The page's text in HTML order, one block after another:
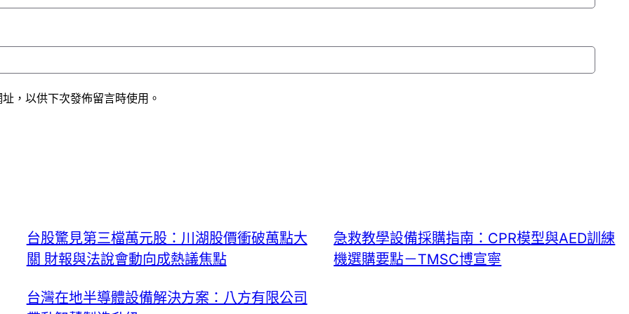
，以供下次發佈留言時使用。
台股驚見第三檔萬元股：川湖股價衝破萬點大
關 財報與法說會動向成熱議焦點
急救教學設備採購指南：CPR模型與AED訓練
機選購要點－TMSC博宣寧
台灣在地半導體設備解決方案：八方有限公司